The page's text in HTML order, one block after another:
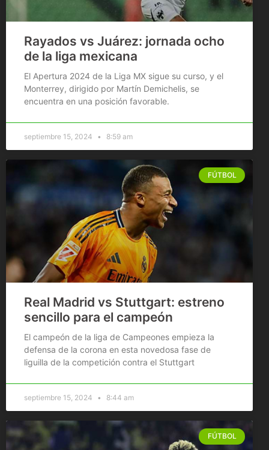
Rayados vs Juárez: jornada ocho
de la liga mexicana
El Apertura 2024 de la Liga MX sigue su curso, y el
Monterrey, dirigido por Martín Demichelis, se
encuentra en una posición favorable.
septiembre 15, 2024 8:59 am
FÚTBOL
Real Madrid vs Stuttgart: estreno
sencillo para el campeón
El campeón de la liga de Campeones empieza la
defensa de la corona en esta novedosa fase de
liguilla de la competición contra el Stuttgart
septiembre 15, 2024 8:44 am
FÚTBOL